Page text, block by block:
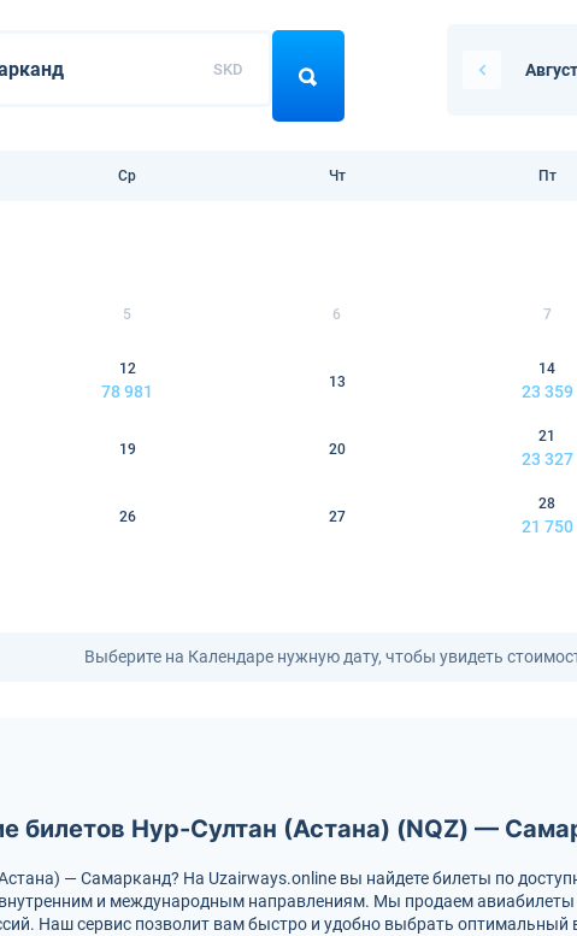
SKD
Ср Чт Пт
5 6 7
12
78 981
13
14
23 359
19 20
21
23 327
26 27
28
21 750
Выберите на Календаре нужную дату, чтобы увидеть
билетов Нур-Султан (Астана) (NQZ) —
— Самарканд? На Uzairways.online вы найдете билеты по
и международным направлениям. Мы продаем
Наш сервис позволит вам быстро и удобно выбрать оптимальный